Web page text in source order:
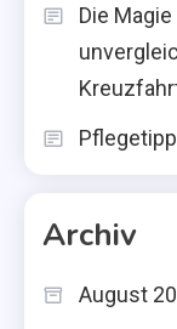
Die
Archiv
August